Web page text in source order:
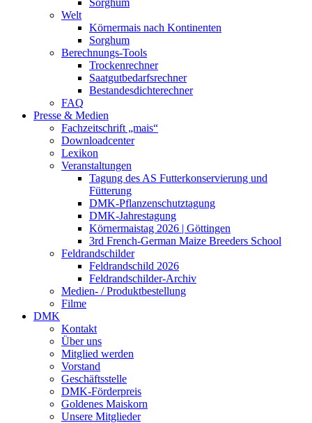
Welt
Körnermais nach Kontinenten
Sorghum
Berechnungs-Tools
Trockenrechner
Saatgutbedarfsrechner
Bestandesdichterechner
FAQ
Presse & Medien
Fachzeitschrift „mais“
Downloadcenter
Lexikon
Veranstaltungen
Tagung des AS Futterkonservierung und
Fütterung
DMK-Pflanzenschutztagung
DMK-Jahrestagung
Körnermaistag 2026 | Göttingen
3rd French-German Maize Breeders School
Feldrandschilder
Feldrandschild 2026
Feldrandschilder-Archiv
Medien- / Produktbestellung
Filme
DMK
Kontakt
Über uns
Mitglied werden
Vorstand
Geschäftsstelle
DMK-Förderpreis
Goldenes Maiskorn
Unsere Mitglieder